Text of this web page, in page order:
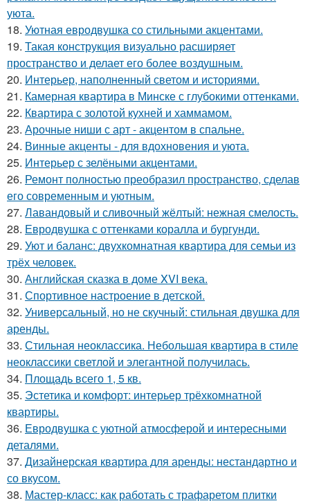
уюта.
18. Уютная евродвушка со стильными акцентами.
19. Такая конструкция визуально расширяет
пространство и делает его более воздушным.
20. Интерьер, наполненный светом и историями.
21. Камерная квартира в Минске с глубокими оттенками.
22. Квартира с золотой кухней и хаммамом.
23. Арочные ниши с арт - акцентом в спальне.
24. Винные акценты - для вдохновения и уюта.
25. Интерьер с зелёными акцентами.
26. Ремонт полностью преобразил пространство, сделав
его современным и уютным.
27. Лавандовый и сливочный жёлтый: нежная смелость.
28. Евродвушка с оттенками коралла и бургунди.
29. Уют и баланс: двухкомнатная квартира для семьи из
трёх человек.
30. Английская сказка в доме XVI века.
31. Спортивное настроение в детской.
32. Универсальный, но не скучный: стильная двушка для
аренды.
33. Стильная неоклассика. Небольшая квартира в стиле
неоклассики светлой и элегантной получилась.
34. Площадь всего 1, 5 кв.
35. Эстетика и комфорт: интерьер трёхкомнатной
квартиры.
36. Евродвушка с уютной атмосферой и интересными
деталями.
37. Дизайнерская квартира для аренды: нестандартно и
со вкусом.
38. Мастер-класс: как работать с трафаретом плитки